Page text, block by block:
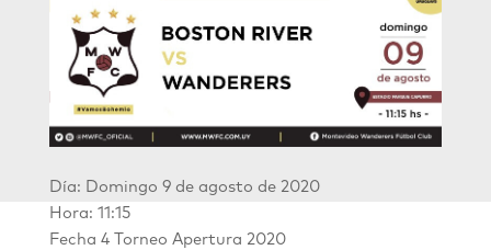
Día: Domingo 9 de agosto de 2020
Hora: 11:15
Fecha 4 Torneo Apertura 2020